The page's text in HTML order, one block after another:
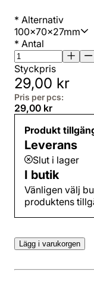
* Alternativ
100x70x27mm
* Antal
Styckpris
29,00 kr
Pris per pcs:
29,00 kr
Produkt
Leverans
Slut i lager
I butik
Vänligen välj
produktens
Lägg i varukorgen